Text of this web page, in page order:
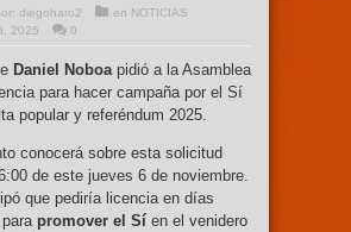
diegoharo2 en NOTICIAS
2025
0
Daniel Noboa pidió a la Asamblea
para hacer campaña por el Sí
popular y referéndum 2025.
conocerá sobre esta solicitud
de este jueves 6 de noviembre.
que pediría licencia en días
promover el Sí en el venidero